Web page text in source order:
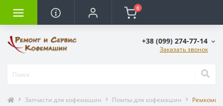
0
+38 (099) 274-77-14
Заказать звонок
Запчасти для кофемашин Помпы для кофемашин